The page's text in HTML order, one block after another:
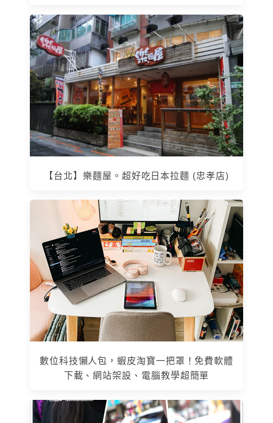
【台北】樂麵屋。超好吃日本拉麵 (忠孝店)
數位科技懶人包，蝦皮淘寶一把罩！免費軟體
下載、網站架設、電腦教學超簡單